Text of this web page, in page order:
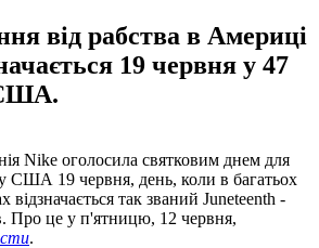
від рабства в Америці
19 червня у 47
США.
Nike оголосила святковим днем ​​для
у США 19 червня, день, коли в багатьох
відзначається так званий Juneteenth -
Про це у п'ятницю, 12 червня,
.